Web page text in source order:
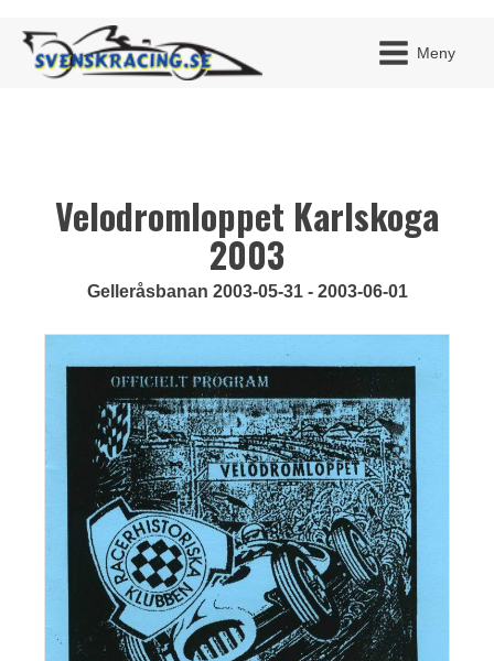
Meny
Velodromloppet Karlskoga
2003
Gelleråsbanan 2003-05-31 - 2003-06-01